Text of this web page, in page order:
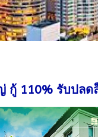
กู้ 110% รับปลด